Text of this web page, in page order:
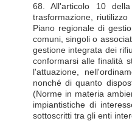
68. All'articolo 10
trasformazione,
Piano regionale di
comuni, singoli o
gestione integrata dei
conformarsi alle finalità
l'attuazione,
nonché di quanto
(Norme in materia
impiantistiche di
sottoscritti tra gli enti